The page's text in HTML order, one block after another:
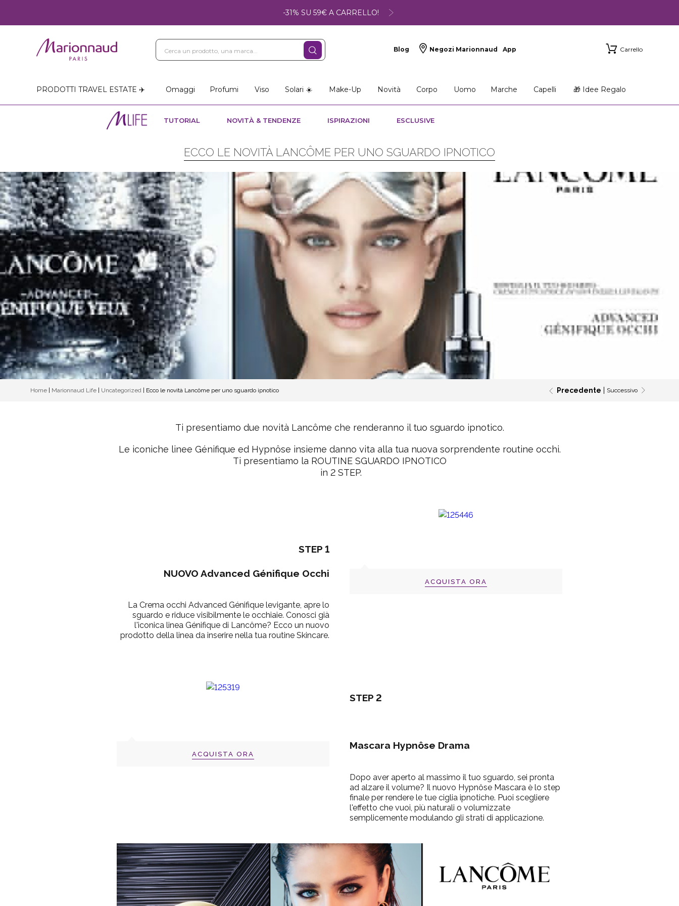
-31% SU 59€ A CARRELLO!
Blog Negozi Marionnaud App Carrello
PRODOTTI TRAVEL ESTATE ✈️ Omaggi Profumi Viso Solari ☀️ Make-Up Novità Corpo Uomo Marche Capelli 🎁 Idee Regalo
TUTORIAL NOVITÀ & TENDENZE ISPIRAZIONI ESCLUSIVE
ECCO LE NOVITÀ LANCÔME PER UNO SGUARDO IPNOTICO
Home Marionnaud Life Uncategorized Ecco le novità Lancôme per uno sguardo ipnotico Precedente Successivo
Ti presentiamo due novità Lancôme che renderanno il tuo sguardo ipnotico.
Le iconiche linee Génifique ed Hypnôse insieme danno vita alla tua nuova sorprendente routine occhi.
Ti presentiamo la ROUTINE SGUARDO IPNOTICO
in 2 STEP.
STEP 1
NUOVO Advanced Génifique Occhi
La Crema occhi Advanced Génifique levigante, apre lo
sguardo e riduce visibilmente le occhiaie. Conosci già
l'iconica linea Génifique di Lancôme? Ecco un nuovo
prodotto della linea da inserire nella tua routine Skincare.
ACQUISTA ORA
ACQUISTA ORA
STEP 2
Mascara Hypnôse Drama
Dopo aver aperto al massimo il tuo sguardo, sei pronta
ad alzare il volume? Il nuovo Hypnôse Mascara è lo step
finale per rendere le tue ciglia ipnotiche. Puoi scegliere
l'effetto che vuoi, più naturali o volumizzate
semplicemente modulando gli strati di applicazione.